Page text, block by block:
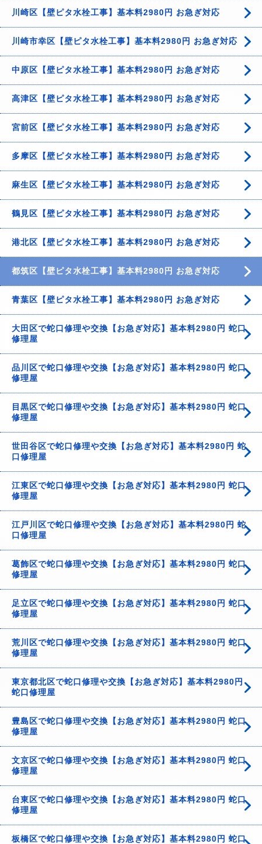
川崎区【壁ピタ水栓工事】基本料2980円 お急ぎ対応
川崎市幸区【壁ピタ水栓工事】基本料2980円 お急ぎ対応
中原区【壁ピタ水栓工事】基本料2980円 お急ぎ対応
高津区【壁ピタ水栓工事】基本料2980円 お急ぎ対応
宮前区【壁ピタ水栓工事】基本料2980円 お急ぎ対応
多摩区【壁ピタ水栓工事】基本料2980円 お急ぎ対応
麻生区【壁ピタ水栓工事】基本料2980円 お急ぎ対応
鶴見区【壁ピタ水栓工事】基本料2980円 お急ぎ対応
港北区【壁ピタ水栓工事】基本料2980円 お急ぎ対応
都筑区【壁ピタ水栓工事】基本料2980円 お急ぎ対応
青葉区【壁ピタ水栓工事】基本料2980円 お急ぎ対応
大田区で蛇口修理や交換【お急ぎ対応】基本料2980円 蛇口
修理屋
品川区で蛇口修理や交換【お急ぎ対応】基本料2980円 蛇口
修理屋
目黒区で蛇口修理や交換【お急ぎ対応】基本料2980円 蛇口
修理屋
世田谷区で蛇口修理や交換【お急ぎ対応】基本料2980円 蛇
口修理屋
江東区で蛇口修理や交換【お急ぎ対応】基本料2980円 蛇口
修理屋
江戸川区で蛇口修理や交換【お急ぎ対応】基本料2980円 蛇
口修理屋
葛飾区で蛇口修理や交換【お急ぎ対応】基本料2980円 蛇口
修理屋
足立区で蛇口修理や交換【お急ぎ対応】基本料2980円 蛇口
修理屋
荒川区で蛇口修理や交換【お急ぎ対応】基本料2980円 蛇口
修理屋
東京都北区で蛇口修理や交換【お急ぎ対応】基本料2980円
蛇口修理屋
豊島区で蛇口修理や交換【お急ぎ対応】基本料2980円 蛇口
修理屋
文京区で蛇口修理や交換【お急ぎ対応】基本料2980円 蛇口
修理屋
台東区で蛇口修理や交換【お急ぎ対応】基本料2980円 蛇口
修理屋
板橋区で蛇口修理や交換【お急ぎ対応】基本料2980円 蛇口